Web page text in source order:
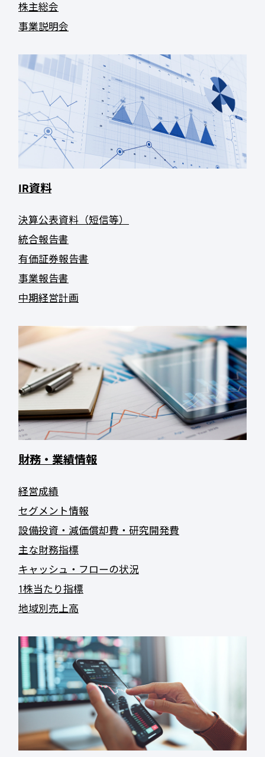
株主総会
事業説明会
IR資料
決算公表資料（短信等）
統合報告書
有価証券報告書
事業報告書
中期経営計画
財務・業績情報
経営成績
セグメント情報
設備投資・減価償却費・研究開発費
主な財務指標
キャッシュ・フローの状況
1株当たり指標
地域別売上高